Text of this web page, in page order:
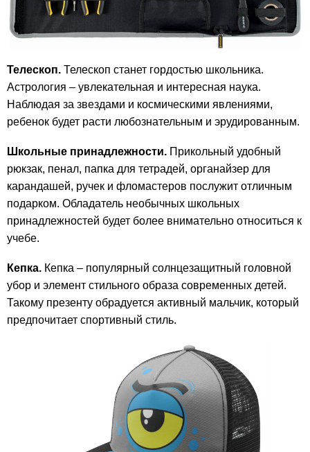
Телескоп. Телескоп станет гордостью школьника.
Астрология – увлекательная и интересная наука.
Наблюдая за звездами и космическими явлениями,
ребенок будет расти любознательным и эрудированным.
Школьные принадлежности. Прикольный удобный
рюкзак, пенал, папка для тетрадей, органайзер для
карандашей, ручек и фломастеров послужит отличным
подарком. Обладатель необычных школьных
принадлежностей будет более внимательно относиться к
учебе.
Кепка. Кепка – популярный солнцезащитный головной
убор и элемент стильного образа современных детей.
Такому презенту обрадуется активный мальчик, который
предпочитает спортивный стиль.